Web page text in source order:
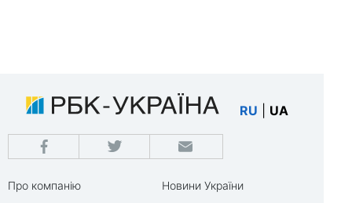
RU UA
Про компанію
Новини України